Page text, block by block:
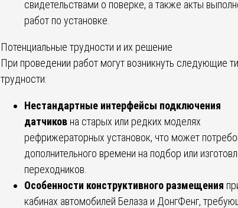
свидетельствами о поверке, а также акты
работ по установке.
Потенциальные трудности и их решение
При проведении работ могут возникнуть следующие
трудности:
Нестандартные интерфейсы подключения
датчиков на старых или редких моделях
рефрижераторных установок, что может
дополнительного времени на подбор или
переходников.
Особенности конструктивного размещения
кабинах автомобилей Белаза и ДонгФенг,